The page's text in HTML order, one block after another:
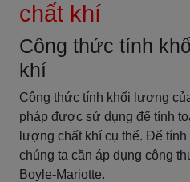
chất khí
Công thức tính
khí
Công thức tính khối lượng
pháp được sử dụng để tính
lượng chất khí cụ thể. Để
chúng ta cần áp dụng công
Boyle-Mariotte.